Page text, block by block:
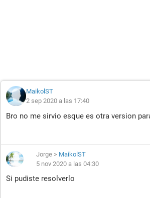
MaikolST
2 sep 2020 a las 17:40
Bro no me sirvio esque es otra version
Jorge > MaikolST
5 nov 2020 a las 04:30
Si pudiste resolverlo